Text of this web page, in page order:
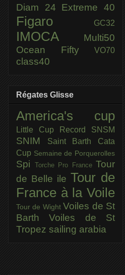
Diam 24 Extreme 40
Figaro GC32
IMOCA
Multi50
Ocean Fifty
VO70
class40
Régates Glisse
America's cup
Little Cup Record SNSM
SNIM
Saint Barth Cata
Cup Semaine de Porquerolles
Spi Torche Pro France Tour
de Belle ile Tour de
France à la Voile
Tour de Wight Voiles de St
BarthVoiles de St
Tropez sailing arabia